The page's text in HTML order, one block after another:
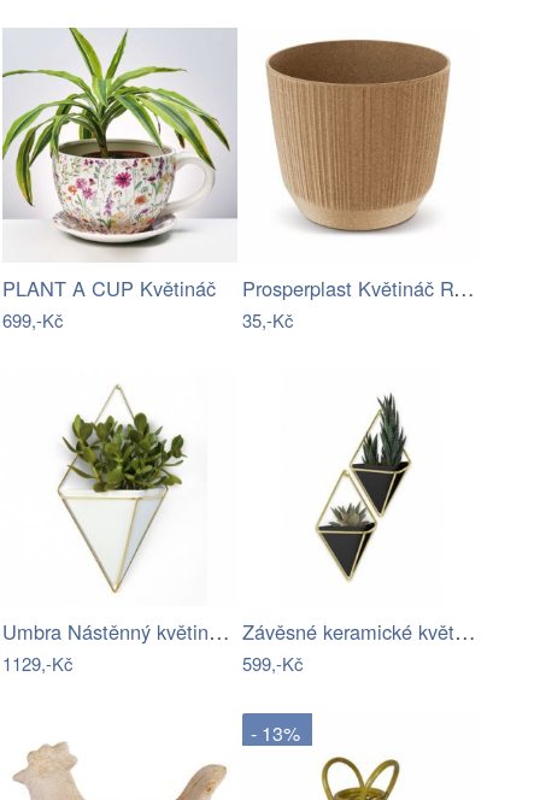
PLANT A CUP Květináč
699,-Kč
Prosperplast Květináč RYWO ECO natural…
35,-Kč
Umbra Nástěnný květináč Trig bílý/zlatý…
1129,-Kč
Závěsné keramické květináče na bylinky…
599,-Kč
- 13%